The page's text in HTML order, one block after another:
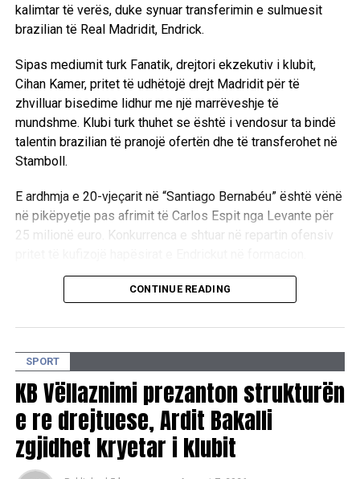
kalimtar të verës, duke synuar transferimin e sulmuesit
brazilian të Real Madridit, Endrick.
Sipas mediumit turk Fanatik, drejtori ekzekutiv i klubit,
Cihan Kamer, pritet të udhëtojë drejt Madridit për të
zhvilluar bisedime lidhur me një marrëveshje të
mundshme. Klubi turk thuhet se është i vendosur ta bindë
talentin brazilian të pranojë ofertën dhe të transferohet në
Stamboll.
E ardhmja e 20-vjeçarit në “Santiago Bernabéu” është vënë
në pikëpyetje pas afrimit të Carlos Espit nga Levante për
25 milionë euro. Konkurrenca e shtuar në repartin ofensiv
Ndërkohë, trajneri i Real Madridit, Jose Mourinho,
rëndësishme në repartin sulmues dhe nuk mund t’i
Pikërisht kjo situatë ka nxitur interesimin e Fenerbahçes, e
cila shpreson të përfitojë nga pasiguria rreth rolit të
brazilianit në skuadrën madrilene dhe ta bindë atë të
vazhdojë karrierën në Superligën turke.
CONTINUE READING
SPORT
KB Vëllaznimi prezanton strukturën
e re drejtuese, Ardit Bakalli
zgjidhet kryetar i klubit